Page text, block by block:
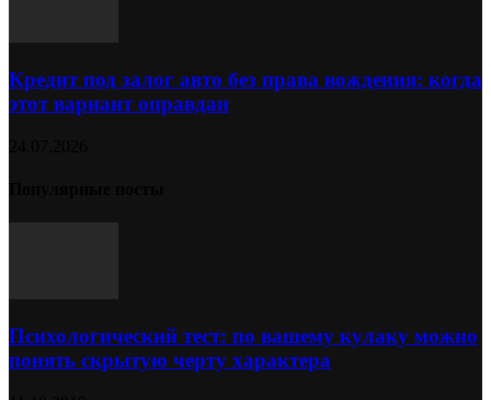
Кредит под залог авто без права вождения: когда
этот вариант оправдан
Психологический тест: по вашему кулаку можно
понять скрытую черту характера